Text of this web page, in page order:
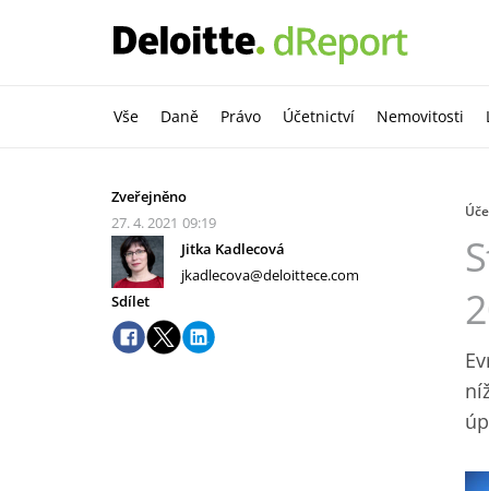
Vše Daně Právo Účetnictví Nemovitosti
Zveřejněno
27. 4. 2021 09:19
Jitka Kadlecová
jkadlecova@deloittece.com
Sdílet